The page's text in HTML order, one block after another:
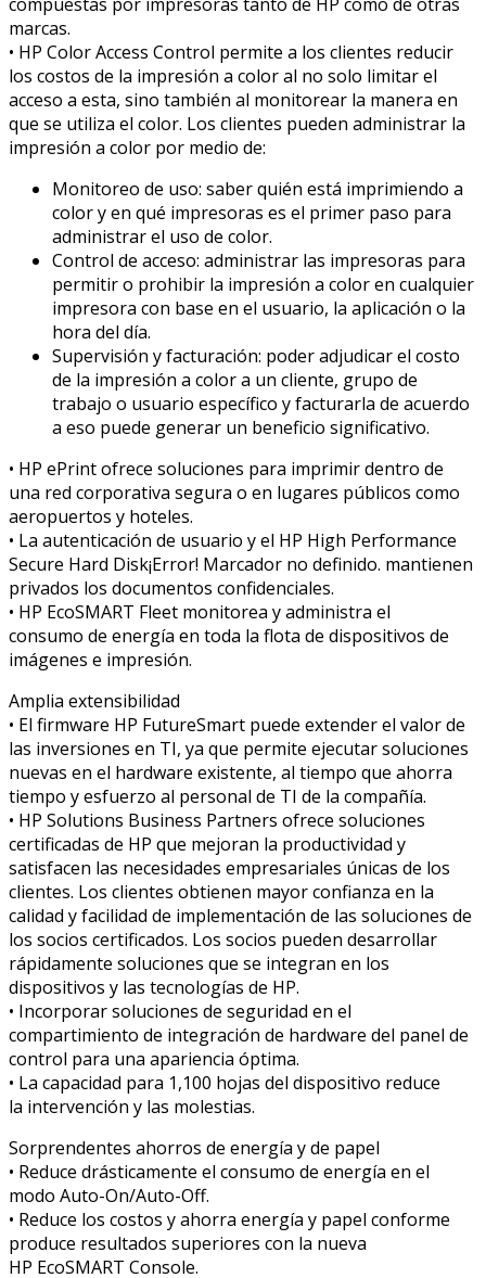
marcas.
• HP Color Access Control permite a los clientes reducir
los costos de la impresión a color al no solo limitar el
acceso a esta, sino también al monitorear la manera en
que se utiliza el color. Los clientes pueden administrar la
impresión a color por medio de:
Monitoreo de uso: saber quién está imprimiendo a
color y en qué impresoras es el primer paso para
administrar el uso de color.
Control de acceso: administrar las impresoras para
permitir o prohibir la impresión a color en cualquier
impresora con base en el usuario, la aplicación o la
hora del día.
Supervisión y facturación: poder adjudicar el costo
de la impresión a color a un cliente, grupo de
trabajo o usuario específico y facturarla de acuerdo
a eso puede generar un beneficio significativo.
• HP ePrint ofrece soluciones para imprimir dentro de
una red corporativa segura o en lugares públicos como
aeropuertos y hoteles.
• La autenticación de usuario y el HP High Performance
Secure Hard Disk¡Error! Marcador no definido. mantienen
privados los documentos confidenciales.
• HP EcoSMART Fleet monitorea y administra el
consumo de energía en toda la flota de dispositivos de
imágenes e impresión.
Amplia extensibilidad
• El firmware HP FutureSmart puede extender el valor de
las inversiones en TI, ya que permite ejecutar soluciones
nuevas en el hardware existente, al tiempo que ahorra
tiempo y esfuerzo al personal de TI de la compañía.
• HP Solutions Business Partners ofrece soluciones
certificadas de HP que mejoran la productividad y
satisfacen las necesidades empresariales únicas de los
clientes. Los clientes obtienen mayor confianza en la
calidad y facilidad de implementación de las soluciones de
los socios certificados. Los socios pueden desarrollar
rápidamente soluciones que se integran en los
dispositivos y las tecnologías de HP.
• Incorporar soluciones de seguridad en el
compartimiento de integración de hardware del panel de
control para una apariencia óptima.
• La capacidad para 1,100 hojas del dispositivo reduce
la intervención y las molestias.
Sorprendentes ahorros de energía y de papel
• Reduce drásticamente el consumo de energía en el
modo Auto-On/Auto-Off.
• Reduce los costos y ahorra energía y papel conforme
produce resultados superiores con la nueva
HP EcoSMART Console.